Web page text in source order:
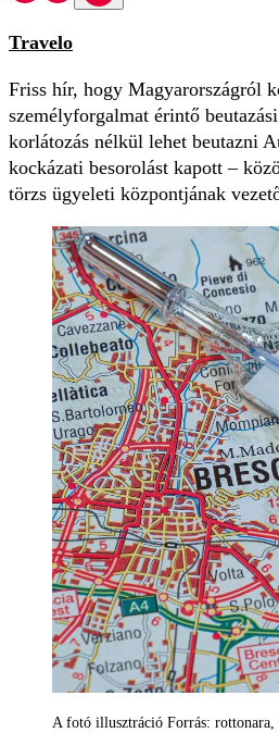
Travelo
Friss hír, hogy Magyarországról
személyforgalmat érintő
korlátozás nélkül lehet beutazni
kockázati besorolást kapott –
törzs ügyeleti központjának
A fotó illusztráció Forrás: rottonara,